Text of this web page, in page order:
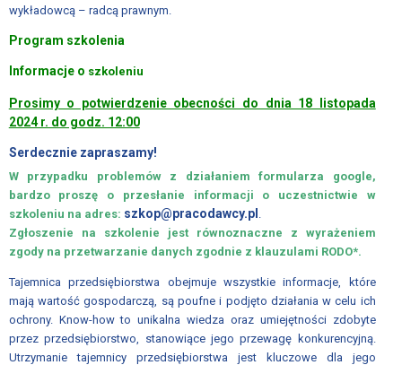
PRACOWNICY
BIURA
PRACODAWCÓW
POLSKA
MIEDŹ
AKTUALNOŚCI
PROGRAM
MENTORINGOWY
FORMULARZE
ZGŁOSZENIOWE
Formularz
zgłoszeniowy
wykładowcą – radcą prawnym.
Program szkolenia
Informacje o szkoleniu
Prosimy o potwierdzenie obecności do dnia 18 listopada
2024 r. do godz. 12:00
Serdecznie zapraszamy!
W przypadku problemów z działaniem formularza google,
bardzo proszę o przesłanie informacji o uczestnictwie w
szkoleniu na adres: szkop@pracodawcy.pl
Zgłoszenie na szkolenie jest równoznaczne z wyrażeniem
zgody na przetwarzanie danych zgodnie z klauzulami RODO*.
Tajemnica przedsiębiorstwa obejmuje wszystkie informacje, które
mają wartość gospodarczą, są poufne i podjęto działania w celu ich
ochrony. Know-how to unikalna wiedza oraz umiejętności zdobyte
przez przedsiębiorstwo, stanowiące jego przewagę konkurencyjną.
Utrzymanie tajemnicy przedsiębiorstwa jest kluczowe dla jego